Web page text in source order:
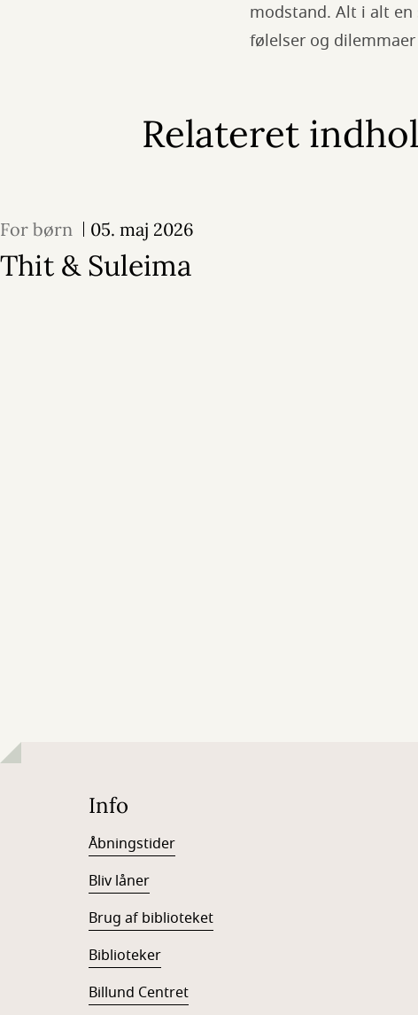
modstand. Alt i alt
følelser og
Relateret
For børn 05. maj 2026
Thit & Suleima
Info
Åbningstider
Bliv låner
Brug af biblioteket
Biblioteker
Billund Centret